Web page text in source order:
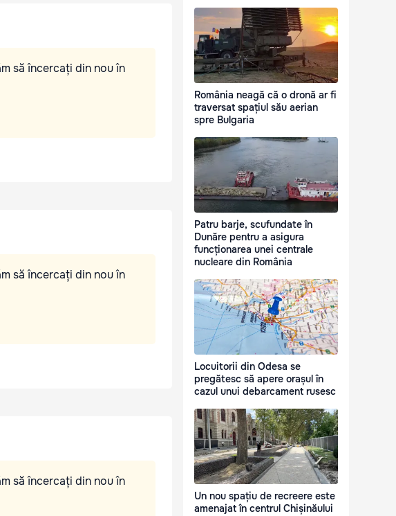
să încercați din nou în
să încercați din nou în
să încercați din nou în
România neagă că o dronă ar fi
traversat spațiul său aerian
spre Bulgaria
Patru barje, scufundate în
Dunăre pentru a asigura
funcționarea unei centrale
nucleare din România
Locuitorii din Odesa se
pregătesc să apere orașul în
cazul unui debarcament rusesc
Un nou spațiu de recreere este
amenajat în centrul Chișinăului